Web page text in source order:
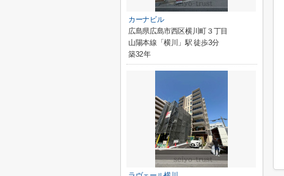
カーナビル
広島県広島市西区横川町３丁目
山陽本線「横川」駅 徒歩3分
築32年